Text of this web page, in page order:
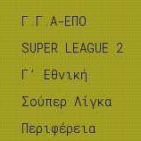
Γ.Γ.Α-ΕΠΟ
SUPER LEAGUE 2
Γ’ Εθνική
Σούπερ Λίγκα
Περιφέρεια